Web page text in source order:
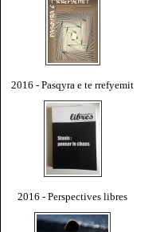
2016 - Pasqyra e te rrefyemit
2016 - Perspectives libres